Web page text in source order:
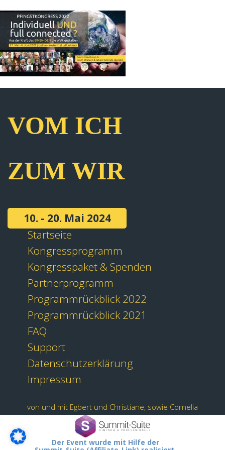
VOM ICH
ZUM WIR
10. - 20. Mai 2024
Startseite
Kongressprogramm
Kongresspaket & Spenden
Partnerprogramm
Programmrückblick 2022
Programmrückblick 2021
FAQ
Support
Datenschutzerklärung
Impressum
von und mit Egbert und Christiane, sowie Cornelia
Der Event wurde mit Hilfe der